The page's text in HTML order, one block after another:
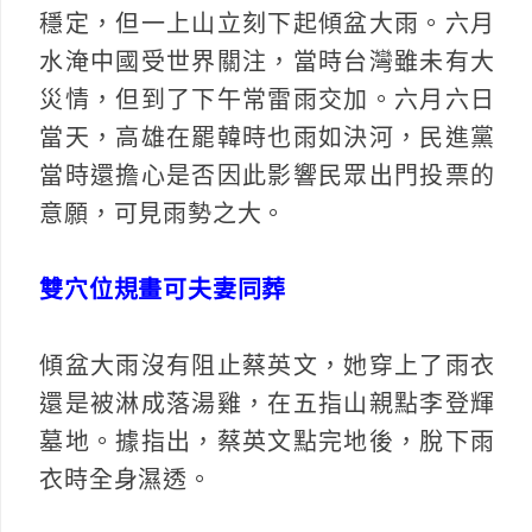
穩定，但一上山立刻下起傾盆大雨。六月
水淹中國受世界關注，當時台灣雖未有大
災情，但到了下午常雷雨交加。六月六日
當天，高雄在罷韓時也雨如決河，民進黨
當時還擔心是否因此影響民眾出門投票的
意願，可見雨勢之大。
雙穴位規畫可夫妻同葬
傾盆大雨沒有阻止蔡英文，她穿上了雨衣
還是被淋成落湯雞，在五指山親點李登輝
墓地。據指出，蔡英文點完地後，脫下雨
衣時全身濕透。